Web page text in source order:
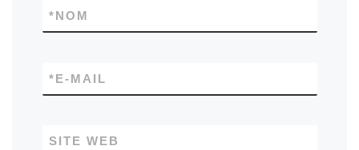
NOM
*
E-MAIL
*
SITE WEB